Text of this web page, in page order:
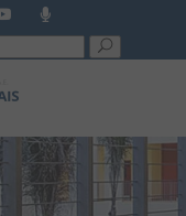
Recherche
pour :